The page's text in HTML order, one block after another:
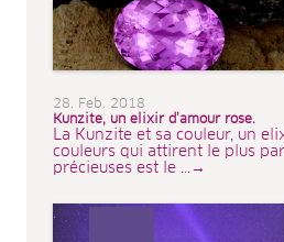
28. Feb. 2018
Kunzite, un elixir d’amour rose.
La Kunzite et sa couleur, un
couleurs qui attirent le plus
précieuses est le ...→